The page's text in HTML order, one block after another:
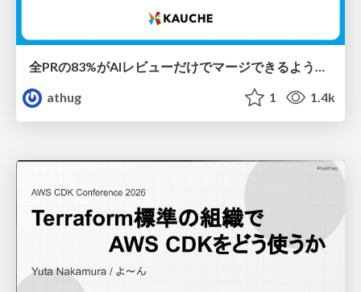
athug
1 1.4k